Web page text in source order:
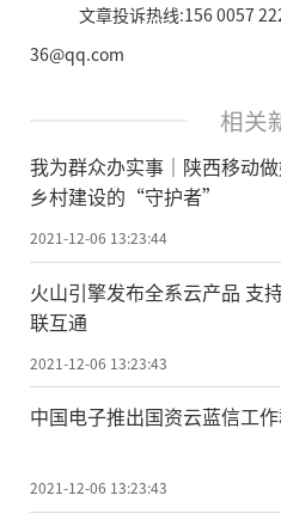
文章投诉热线:156 0057
36@qq.com
相关
我为群众办实事｜陕西移动
乡村建设的“守护者”
2021-12-06 13:23:44
火山引擎发布全系云产品 支
联互通
2021-12-06 13:23:43
中国电子推出国资云蓝信工
2021-12-06 13:23:43